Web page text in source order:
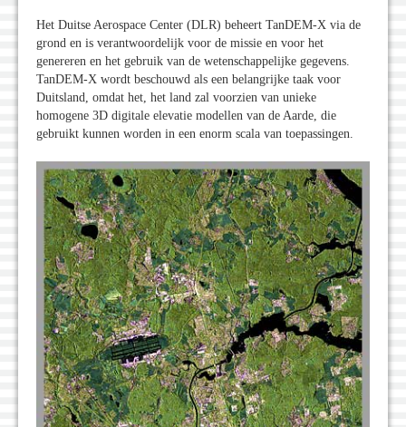
Het Duitse Aerospace Center (DLR) beheert TanDEM-X via de
grond en is verantwoordelijk voor de missie en voor het
genereren en het gebruik van de wetenschappelijke gegevens.
TanDEM-X wordt beschouwd als een belangrijke taak voor
Duitsland, omdat het, het land zal voorzien van unieke
homogene 3D digitale elevatie modellen van de Aarde, die
gebruikt kunnen worden in een enorm scala van toepassingen.